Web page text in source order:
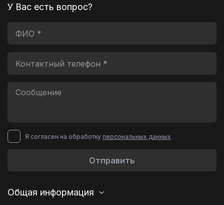
У Вас есть вопрос?
Я согласен на обработку персональных данных
Отправить
Общая информация